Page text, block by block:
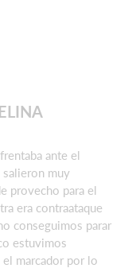
ante el
salieron muy
provecho para el
era contraataque
conseguimos parar
estuvimos
marcador por lo